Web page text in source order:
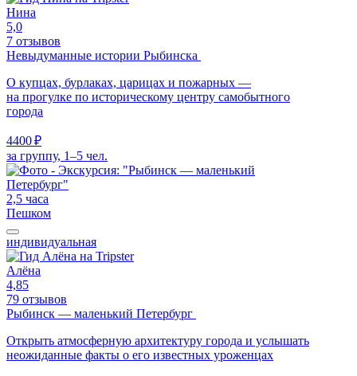
Нина
5,0
7 отзывов
Невыдуманные истории Рыбинска
О купцах, бурлаках, царицах и пожарных —
на прогулке по историческому центру самобытного
города
4400 ₽
за группу, 1–5 чел.
2,5 часа
Пешком
индивидуальная
Алёна
4,85
79 отзывов
Рыбинск — маленький Петербург
Открыть атмосферную архитектуру города и услышать
неожиданные факты о его известных уроженцах